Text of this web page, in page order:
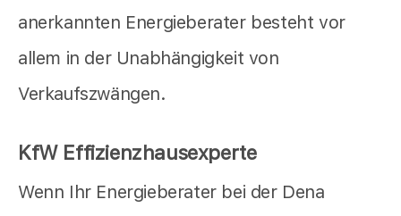
anerkannten Energieberater besteht vor
allem in der Unabhängigkeit von
Verkaufszwängen.
KfW Effizienzhausexperte
Wenn Ihr Energieberater bei der Dena